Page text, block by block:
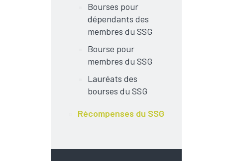
Bourses pour
dépendants des
membres du SSG
Bourse pour
membres du SSG
Lauréats des
bourses du SSG
Récompenses du SSG